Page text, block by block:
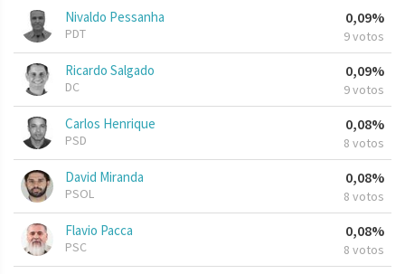
Nivaldo Pessanha
PDT
0,09%
9 votos
Ricardo Salgado
DC
0,09%
9 votos
Carlos Henrique
PSD
0,08%
8 votos
David Miranda
PSOL
0,08%
8 votos
Flavio Pacca
PSC
0,08%
8 votos